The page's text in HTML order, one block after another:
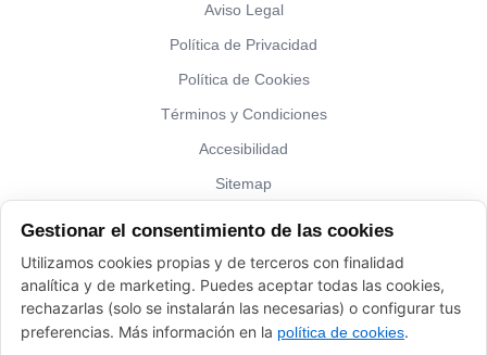
Aviso Legal
Política de Privacidad
Política de Cookies
Términos y Condiciones
Accesibilidad
Sitemap
Vinos El Peso: (+34) 941 226 120
elpeso@vinoyalgomas.com
Gestionar el consentimiento de las cookies
Utilizamos cookies propias y de terceros con finalidad
analítica y de marketing. Puedes aceptar todas las cookies,
rechazarlas (solo se instalarán las necesarias) o configurar tus
preferencias. Más información en la política de cookies.